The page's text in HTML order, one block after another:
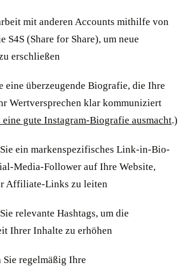
mit anderen Accounts mithilfe von
S4S (Share for Share), um neue
erschließen
eine überzeugende Biografie, die Ihre
Wertversprechen klar kommuniziert
eine gute Instagram-Biografie ausmacht.)
ein markenspezifisches Link-in-Bio-
Media-Follower auf Ihre Website,
Affiliate-Links zu leiten
relevante Hashtags, um die
Ihrer Inhalte zu erhöhen
regelmäßig Ihre